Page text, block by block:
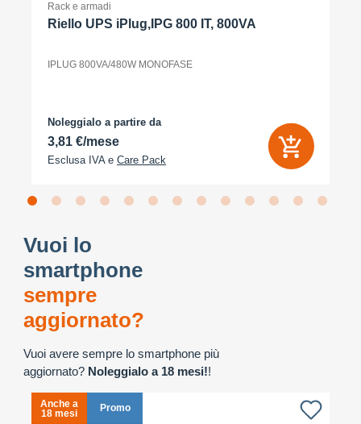
Rack e armadi
Riello UPS iPlug,IPG 800 IT, 800VA
IPLUG 800VA/480W MONOFASE
Noleggialo a partire da
3,81 €/mese
Esclusa IVA e Care Pack
Vuoi lo
smartphone
sempre
aggiornato?
Vuoi avere sempre lo smartphone più
aggiornato? Noleggialo a 18 mesi!!
Anche a
18 mesi
Promo